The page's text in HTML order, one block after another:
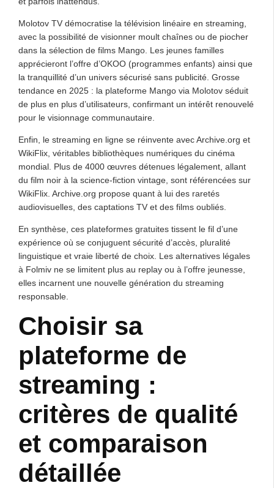
Molotov TV démocratise la télévision linéaire en streaming,
avec la possibilité de visionner moult chaînes ou de piocher
dans la sélection de films Mango. Les jeunes familles
apprécieront l’offre d’OKOO (programmes enfants) ainsi que
la tranquillité d’un univers sécurisé sans publicité. Grosse
tendance en 2025 : la plateforme Mango via Molotov séduit
de plus en plus d’utilisateurs, confirmant un intérêt renouvelé
pour le visionnage communautaire.
Enfin, le streaming en ligne se réinvente avec Archive.org et
WikiFlix, véritables bibliothèques numériques du cinéma
mondial. Plus de 4000 œuvres détenues légalement, allant
du film noir à la science-fiction vintage, sont référencées sur
WikiFlix. Archive.org propose quant à lui des raretés
audiovisuelles, des captations TV et des films oubliés.
En synthèse, ces plateformes gratuites tissent le fil d’une
expérience où se conjuguent sécurité d’accès, pluralité
linguistique et vraie liberté de choix. Les alternatives légales
à Folmiv ne se limitent plus au replay ou à l’offre jeunesse,
elles incarnent une nouvelle génération du streaming
responsable.
Choisir sa
plateforme de
streaming :
critères de qualité
et comparaison
détaillée